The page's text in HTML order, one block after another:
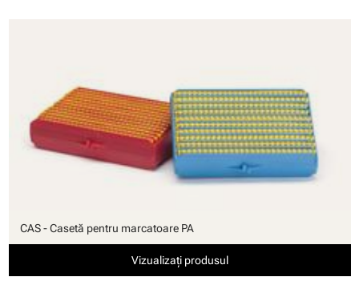
CAS - Casetă pentru marcatoare PA
Vizualizați produsul